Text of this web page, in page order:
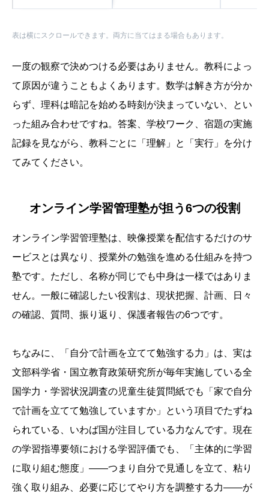
表は横にスクロールできます。両方に当てはまる場合もあります。
一度の観察で決めつける必要はありません。教科によっ
て原因が違うこともよくあります。数学は解き方が分か
らず、理科は暗記を始める時刻が決まっていない、とい
った組み合わせですね。答案、学校ワーク、宿題の実施
記録を見ながら、教科ごとに「理解」と「実行」を分け
てみてください。
オンライン学習管理塾が担う6つの役割
オンライン学習管理塾は、映像授業を配信するだけのサ
ービスとは異なり、授業外の勉強を進める仕組みを持つ
塾です。ただし、名称が同じでも中身は一様ではありま
せん。一般に確認したい役割は、現状把握、計画、日々
の確認、質問、振り返り、保護者報告の6つです。
ちなみに、「自分で計画を立てて勉強する力」は、実は
文部科学省・国立教育政策研究所が毎年実施している全
国学力・学習状況調査の児童生徒質問紙でも「家で自分
で計画を立てて勉強していますか」という項目でたずね
られている、いわば国が注目している力なんです。現在
の学習指導要領における学習評価でも、「主体的に学習
に取り組む態度」——つまり自分で見通しを立て、粘り
強く取り組み、必要に応じてやり方を調整する力——が